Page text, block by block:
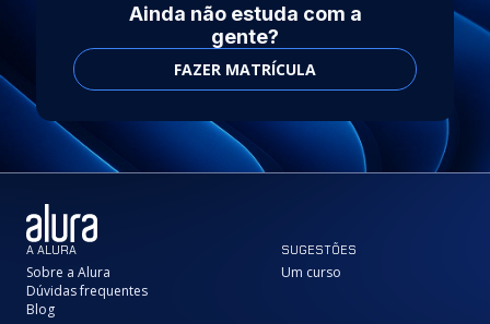
Ainda não estuda com a
gente?
FAZER MATRÍCULA
A ALURA
Sobre a Alura
Dúvidas frequentes
Blog
SUGESTÕES
Um curso